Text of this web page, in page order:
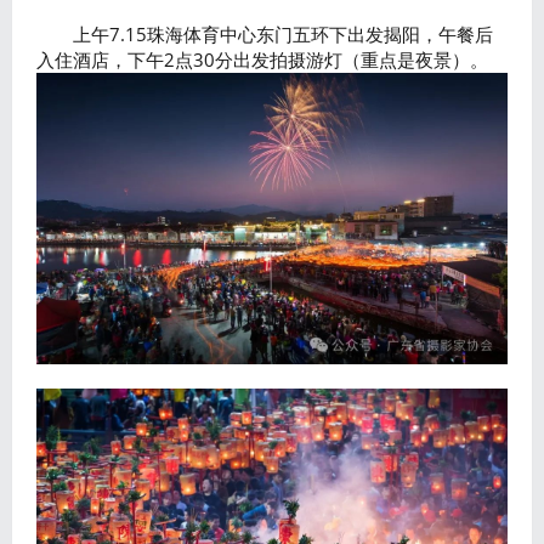
上午7.15珠海体育中心东门五环下出发揭阳，午餐后
入住酒店，下午2点30分出发拍摄游灯（重点是夜景）。